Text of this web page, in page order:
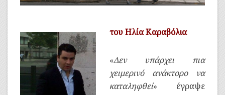
του Ηλία Καραβόλια
«Δεν υπάρχει πια
χειμερινό ανάκτορο να
καταληφθεί» έγραψε